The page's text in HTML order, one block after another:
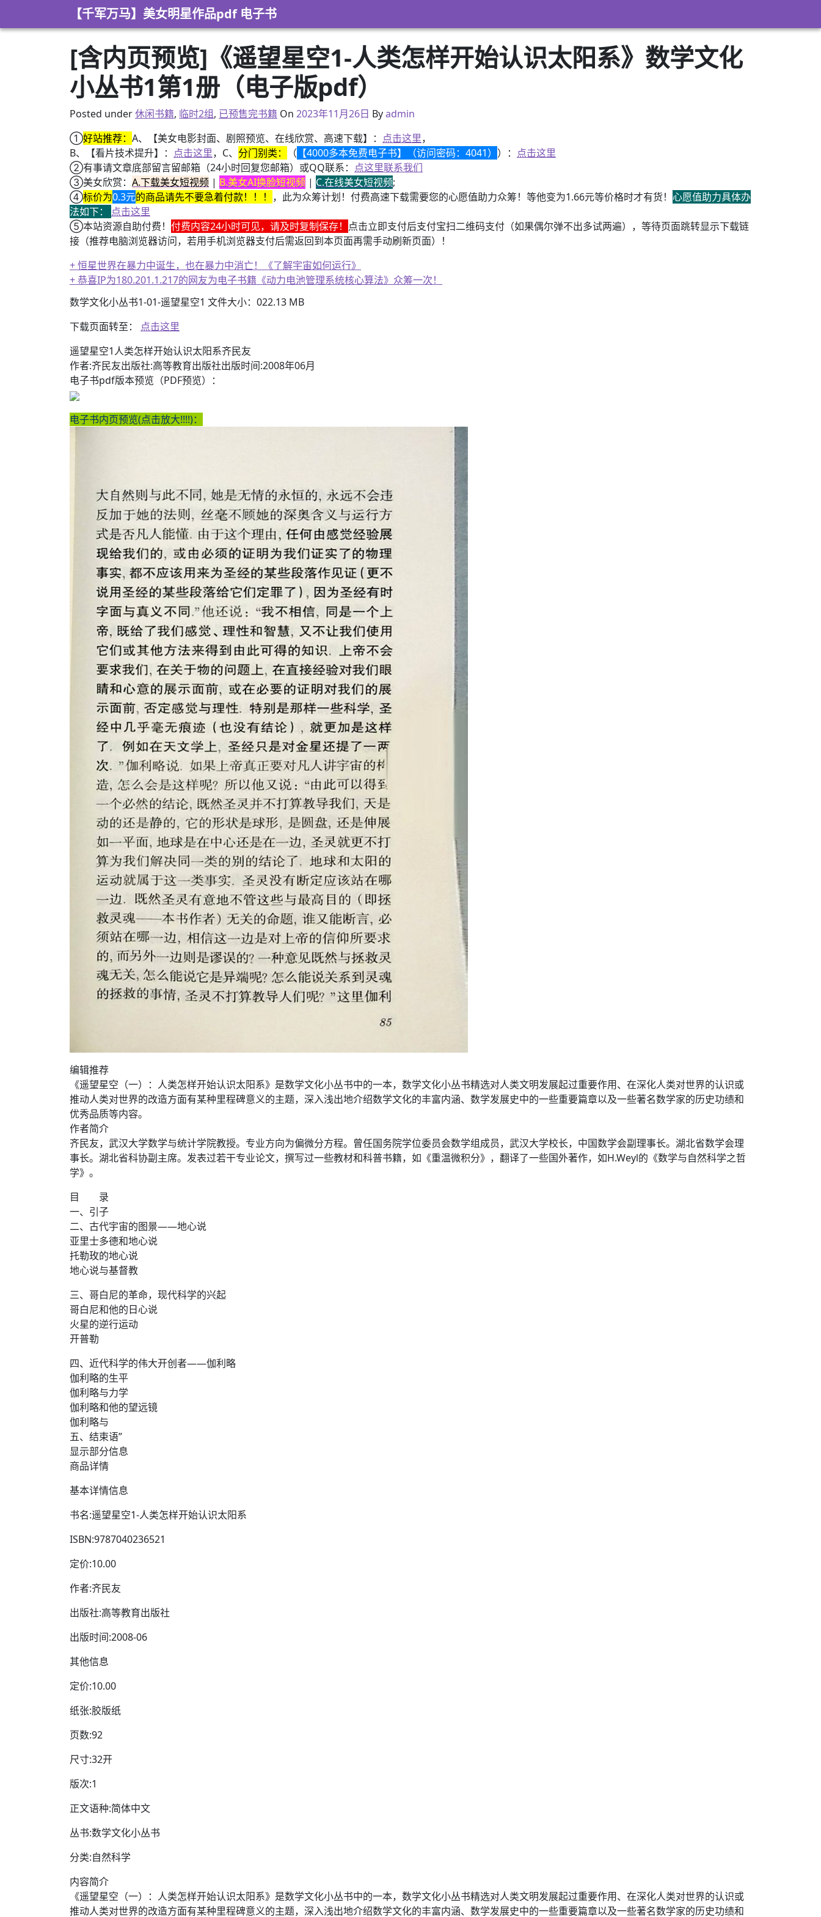
【千军万马】美女明星作品pdf 电子书
[含内页预览]《遥望星空1-人类怎样开始认识太阳系》数学文化
小丛书1第1册（电子版pdf）
Posted under休闲书籍, 临时2组, 已预售完书籍 On 2022年7月3日
2023年11月26日 Byadmin
①好站推荐： A、【美女电影封面、剧照预览、在线欣赏、高速下载】： 点击这里，
B、【看片技术提升】： 点击这里，C、 分门别类： （ 【4000多本免费电子书】（访问密码：4041） ）： 点击这里
②有事请文章底部留言留邮箱（24小时回复您邮箱）或QQ联系： 点这里联系我们
③美女欣赏： A.下载美女短视频 | B.美女AI换脸短视频 | C.在线美女短视频;
④标价为0.3元的商品请先不要急着付款！！！ ，此为众筹计划！付费高速下载需要您的心愿值助力众筹！等他变为1.66元等价格时才有货！ 心愿值助力具体办
法如下： 点击这里
⑤本站资源自助付费！ 付费内容24小时可见，请及时复制保存！ 点击立即支付后支付宝扫二维码支付（如果偶尔弹不出多试两遍），等待页面跳转显示下载链
接（推荐电脑浏览器访问，若用手机浏览器支付后需返回到本页面再需手动刷新页面）！
+ 恒星世界在暴力中诞生，也在暴力中消亡！《了解宇宙如何运行》
+ 恭喜IP为180.201.1.217的网友为电子书籍《动力电池管理系统核心算法》众筹一次！
数学文化小丛书1-01-遥望星空1 文件大小：022.13 MB
下载页面转至： 点击这里
遥望星空1人类怎样开始认识太阳系齐民友
作者:齐民友出版社:高等教育出版社出版时间:2008年06月
电子书pdf版本预览（PDF预览）：
电子书内页预览(点击放大!!!!)：
编辑推荐
《遥望星空（一）：人类怎样开始认识太阳系》是数学文化小丛书中的一本，数学文化小丛书精选对人类文明发展起过重要作用、在深化人类对世界的认识或
推动人类对世界的改造方面有某种里程碑意义的主题，深入浅出地介绍数学文化的丰富内涵、数学发展史中的一些重要篇章以及一些著名数学家的历史功绩和
优秀品质等内容。
作者简介
齐民友，武汉大学数学与统计学院教授。专业方向为偏微分方程。曾任国务院学位委员会数学组成员，武汉大学校长，中国数学会副理事长。湖北省数学会理
事长。湖北省科协副主席。发表过若干专业论文，撰写过一些教材和科普书籍，如《重温微积分》，翻译了一些国外著作，如H.Weyl的《数学与自然科学之哲
学》。
目 录
一、引子
二、古代宇宙的图景——地心说
亚里士多德和地心说
托勒玫的地心说
地心说与基督教
三、哥白尼的革命，现代科学的兴起
哥白尼和他的日心说
火星的逆行运动
开普勒
四、近代科学的伟大开创者——伽利略
伽利略的生平
伽利略与力学
伽利略和他的望远镜
伽利略与
五、结束语”
显示部分信息
商品详情
基本详情信息
书名:遥望星空1-人类怎样开始认识太阳系
ISBN:9787040236521
定价:10.00
作者:齐民友
出版社:高等教育出版社
出版时间:2008-06
其他信息
定价:10.00
纸张:胶版纸
页数:92
尺寸:32开
版次:1
正文语种:简体中文
丛书:数学文化小丛书
分类:自然科学
内容简介
《遥望星空（一）：人类怎样开始认识太阳系》是数学文化小丛书中的一本，数学文化小丛书精选对人类文明发展起过重要作用、在深化人类对世界的认识或
推动人类对世界的改造方面有某种里程碑意义的主题，深入浅出地介绍数学文化的丰富内涵、数学发展史中的一些重要篇章以及一些著名数学家的历史功绩和